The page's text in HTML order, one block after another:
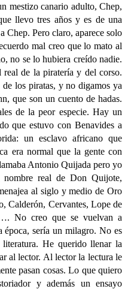
mestizo canario adulto, Chep,
llevo tres años y es de una
Pero claro, aparece solo
mal creo que lo mato al
no se lo hubiera creído nadie.
de la piratería y del corso.
los piratas, y no digamos ya
que son un cuento de hadas.
de la peor especie. Hay un
que estuvo con Benavides a
un esclavo africano que
era normal que la gente con
Antonio Quijada pero yo
real de Don Quijote,
al siglo y medio de Oro
Calderón, Cervantes, Lope de
No creo que se vuelvan a
época, sería un milagro. No es
He querido llenar la
al lector. Al lector la lectura le
pasan cosas. Lo que quiero
y además un ensayo